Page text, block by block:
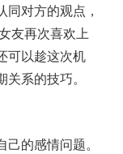
对方的观点，
友再次喜欢上
可以趁这次机
系的技巧。
的感情问题。